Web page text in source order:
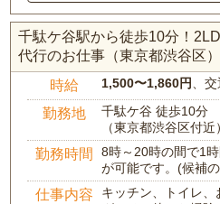
千駄ケ谷駅から徒歩10分！
代行のお仕事（東京都渋谷区）
時給 1,500〜1,860円 、
勤務地
千駄ケ谷 徒歩10分
（東京都渋谷区付近
勤務時間
8時～20時の間で1
が可能です。(候補
仕事内容
キッチン、トイレ